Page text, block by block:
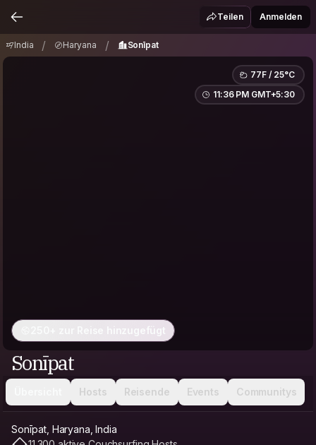
Teilen Anmelden
India / Haryana / Sonīpat
77F / 25°C
11:36 PM GMT+5:30
250+ zur Reise hinzugefügt
Sonīpat
Hosts Reisende Events Communitys
Sonīpat, Haryana, India